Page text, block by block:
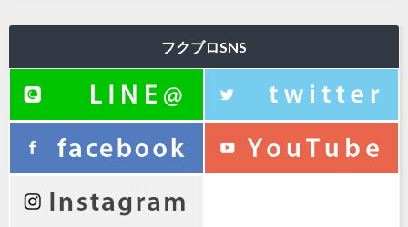
フクブロSNS